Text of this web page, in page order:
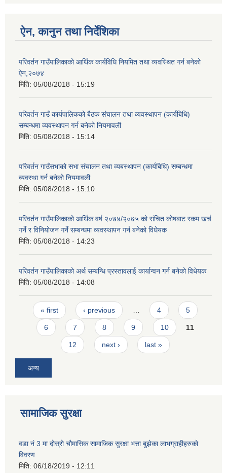
ऐन, कानुन तथा निर्देशिका
परिवर्तन गाउँपालिकाको आर्थिक कार्यविधि नियमित तथा व्यवस्थित गर्न बनेको
ऐन,२०७४
मिति: 05/08/2018 - 15:19
परिवर्तन गाउँ कार्यपालिकको बैठक संचालन तथा व्यवस्थापन (कार्यबिधि)
सम्बन्धमा व्यवस्थापन गर्न बनेको नियमावली
मिति: 05/08/2018 - 15:14
परिवर्तन गाउँसभाको सभा संचालन तथा व्यबस्थापन (कार्यबिधि) सम्बन्धमा
व्यवस्था गर्न बनेको नियमावली
मिति: 05/08/2018 - 15:10
परिवर्तन गाउँपालिकाको आर्थिक वर्ष २०७४/२०७५ को संचित कोषबाट रकम खर्च
गर्ने र विनियोजन गर्ने सम्बन्धमा व्यवस्थापन गर्न बनेको विधेयक
मिति: 05/08/2018 - 14:23
परिवर्तन गाउँपालिकाको अर्थ सम्बन्धि प्रस्तावलाई कार्यान्वन गर्न बनेको विधेयक
मिति: 05/08/2018 - 14:08
Pages
« first ‹ previous 4 5
6 7 8 9 10 11
12 next › last »
अन्य
सामाजिक सुरक्षा
वडा नं 3 मा दोस्रो चौमासिक सामाजिक सुरक्षा भत्ता बुझेका लाभग्राहीहरुको
विवरण
मिति: 06/18/2019 - 12:11